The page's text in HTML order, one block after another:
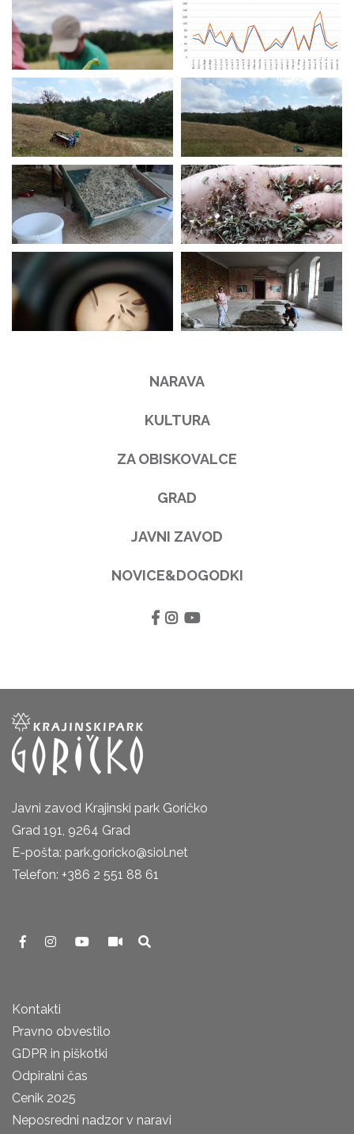
NARAVA
KULTURA
ZA OBISKOVALCE
GRAD
JAVNI ZAVOD
NOVICE&DOGODKI
Javni zavod Krajinski park Goričko
Grad 191, 9264 Grad
E-pošta: park.goricko@siol.net
Telefon: +386 2 551 88 61
Kontakti
Pravno obvestilo
GDPR in piškotki
Odpiralni čas
Cenik 2025
Neposredni nadzor v naravi